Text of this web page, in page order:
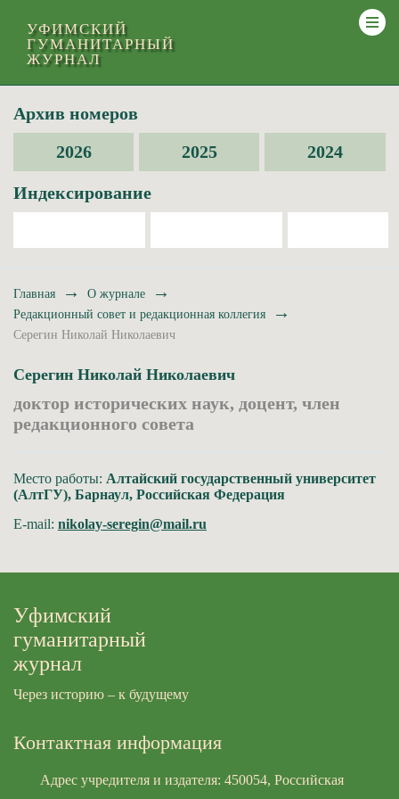
УФИМСКИЙ
ГУМАНИТАРНЫЙ
ЖУРНАЛ
Архив номеров
2026
2025 2024
Индексирование
Главная → О журнале →
Редакционный совет и редакционная коллегия →
Серегин Николай Николаевич
Серегин Николай Николаевич
доктор исторических наук, доцент, член
редакционного совета
Место работы: Алтайский государственный университет
(АлтГУ), Барнаул, Российская Федерация
E-mail: nikolay-seregin@mail.ru
Уфимский
гуманитарный
журнал
Через историю – к будущему
Контактная информация
Адрес учредителя и издателя: 450054, Российская